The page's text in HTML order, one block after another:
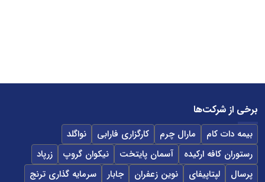
برخی از شرکت‌ها
بیمه دات کام مارال چرم کارگزاری فارابی
نواگلد
رستوران کافه ارکیده
آسمان پایتخت نیکوان گروپ
زرپاد
پرسال
لپتاپیفای نوین زعفران جابار
سرمایه گذاری ترنج